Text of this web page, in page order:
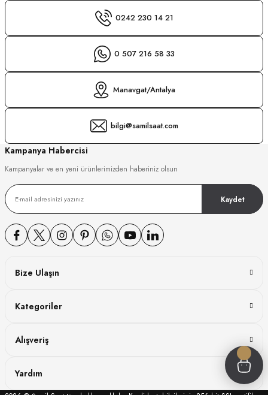
0242 230 14 21
0 507 216 58 33
Manavgat/Antalya
bilgi@samilsaat.com
Kampanya Habercisi
Kampanyalar ve en yeni ürünlerimizden haberiniz olsun
Kaydet
Bize Ulaşın
Kategoriler
Alışveriş
Yardım
WATCH
WATCH